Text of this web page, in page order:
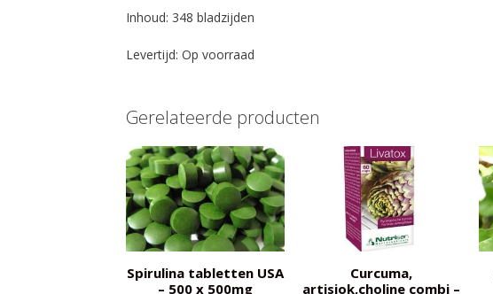
Inhoud: 348 bladzijden
Levertijd: Op voorraad
Gerelateerde producten
Spirulina tabletten USA
– 500 x 500mg
Curcuma,
artisjok,choline combi –